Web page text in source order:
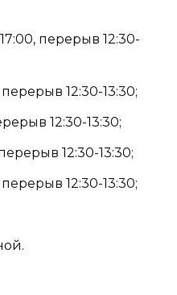
перерыв 12:30-
12:30-13:30;
12:30-13:30;
12:30-13:30;
12:30-13:30;